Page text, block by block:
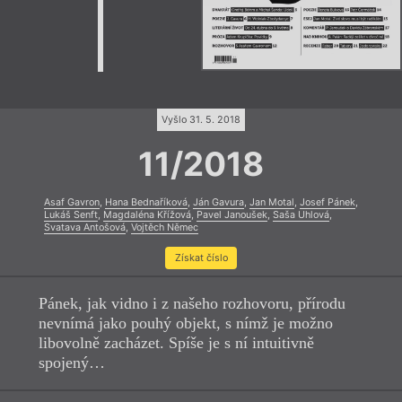
Vyšlo 31. 5. 2018
11/2018
Asaf Gavron, Hana Bednaříková, Ján Gavura, Jan Motal , Josef Pánek,
Lukáš Senft, Magdaléna Křížová, Pavel Janoušek, Saša Uhlová,
Svatava Antošová, Vojtěch Němec
Získat číslo
Pánek, jak vidno i z našeho rozhovoru, přírodu
nevnímá jako pouhý objekt, s nímž je možno
libovolně zacházet. Spíše je s ní intuitivně
spojený…